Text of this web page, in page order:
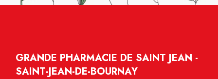
GRANDE PHARMACIE DE SAINT JEAN -
SAINT-JEAN-DE-BOURNAY